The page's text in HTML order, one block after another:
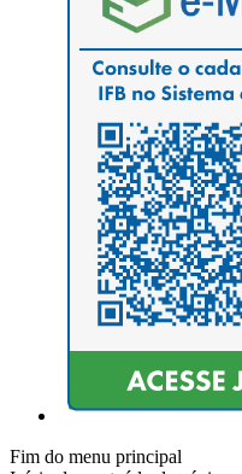
Fim do menu principal